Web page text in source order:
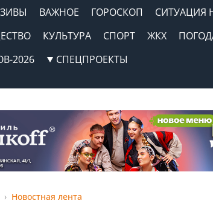
ВАЖНОЕ ГОРОСКОП СИТУАЦИЯ
КУЛЬТУРА СПОРТ ЖКХ
2026
СПЕЦПРОЕКТЫ
Новостная лента